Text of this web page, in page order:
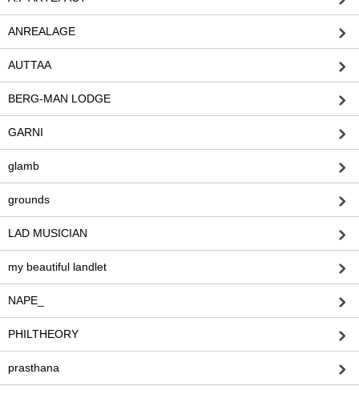
ANREALAGE
AUTTAA
BERG-MAN LODGE
GARNI
glamb
grounds
LAD MUSICIAN
my beautiful landlet
NAPE_
PHILTHEORY
prasthana